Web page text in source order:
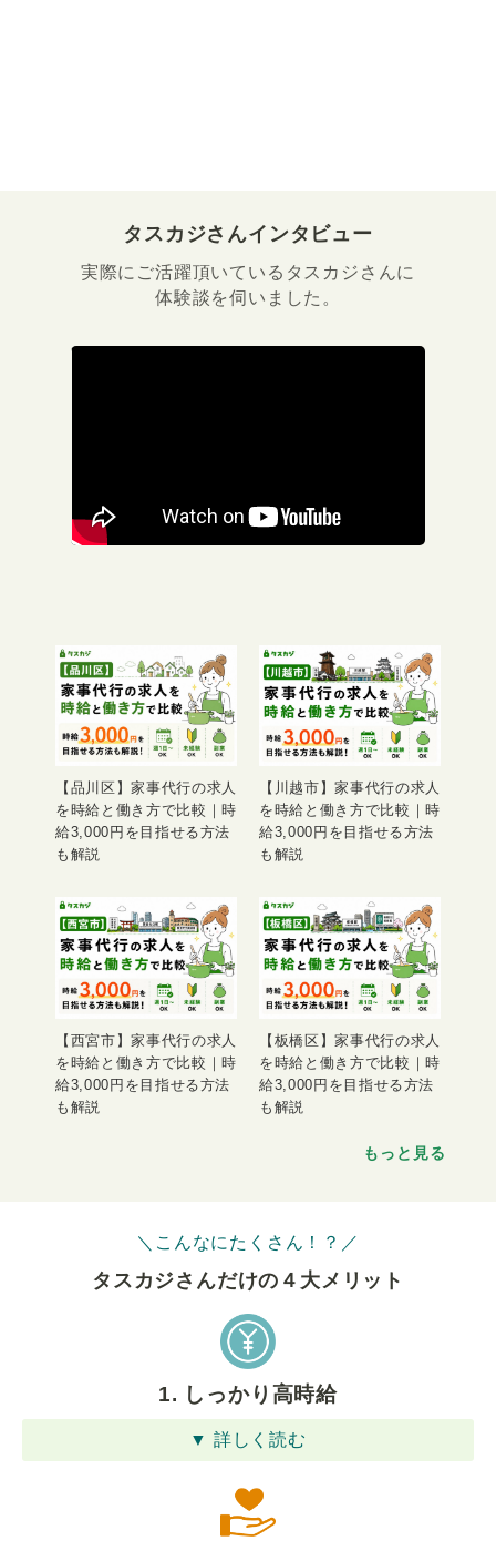
タスカジさんインタビュー
実際にご活躍頂いているタスカジさんに
体験談を伺いました。
【品川区】家事代行の求人
を時給と働き方で比較｜時
給3,000円を目指せる方法
も解説
【川越市】家事代行の求人
を時給と働き方で比較｜時
給3,000円を目指せる方法
も解説
【西宮市】家事代行の求人
を時給と働き方で比較｜時
給3,000円を目指せる方法
も解説
【板橋区】家事代行の求人
を時給と働き方で比較｜時
給3,000円を目指せる方法
も解説
もっと見る
＼こんなにたくさん！？／
タスカジさんだけの４⼤メリット
1. しっかり高時給
▼ 詳しく読む